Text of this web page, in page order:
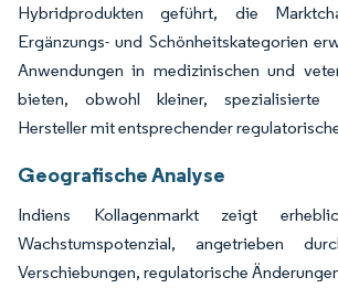
Hybridprodukten geführt, die
Ergänzungs- und Schönheitskategorien
Anwendungen in medizinischen und
bieten, obwohl kleiner, spezialisierte
Hersteller mit entsprechender
Geografische Analyse
Indiens Kollagenmarkt zeigt
Wachstumspotenzial, angetrieben
Verschiebungen, regulatorische